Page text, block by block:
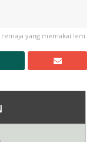
yang memakai lem.